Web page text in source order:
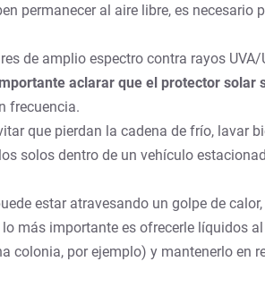
permanecer al aire libre, es
de amplio espectro contra rayos
aclarar que el protector solar
frecuencia.
que pierdan la cadena de frío, lavar
solos dentro de un vehículo
estar atravesando un golpe de
más importante es ofrecerle líquidos
colonia, por ejemplo) y mantenerlo en